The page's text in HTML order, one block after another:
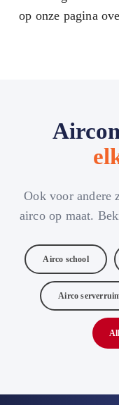
op onze pagina
Ook voor andere
airco op maat.
Airco school
Airco